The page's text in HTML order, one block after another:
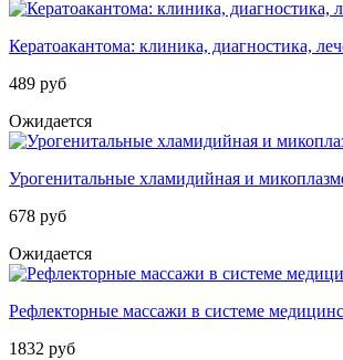
Кератоакантома: клиника, диагностика,
489 руб
Ожидается
Урогенитальные хламидийная и
678 руб
Ожидается
Рефлекторные массажи в системе
1832 руб